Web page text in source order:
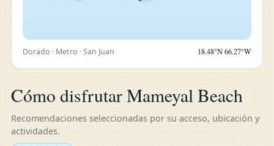
Dorado · Metro · San Juan 18.48°N 66.27°W
Cómo disfrutar Mameyal Beach
Recomendaciones seleccionadas por su acceso, ubicación y
actividades.